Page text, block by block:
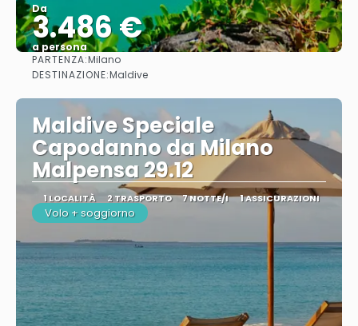
Da
3.486 €
a persona
PARTENZA:Milano
DESTINAZIONE:Maldive
Maldive Speciale
Capodanno da Milano
Malpensa 29.12
1 LOCALITÀ 2 TRASPORTO 7 NOTTE/I 1 ASSICURAZIONI
Volo + soggiorno